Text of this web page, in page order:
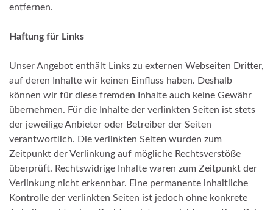
entfernen.
Haftung für Links
Unser Angebot enthält Links zu externen Webseiten Dritter,
auf deren Inhalte wir keinen Einfluss haben. Deshalb
können wir für diese fremden Inhalte auch keine Gewähr
übernehmen. Für die Inhalte der verlinkten Seiten ist stets
der jeweilige Anbieter oder Betreiber der Seiten
verantwortlich. Die verlinkten Seiten wurden zum
Zeitpunkt der Verlinkung auf mögliche Rechtsverstöße
überprüft. Rechtswidrige Inhalte waren zum Zeitpunkt der
Verlinkung nicht erkennbar. Eine permanente inhaltliche
Kontrolle der verlinkten Seiten ist jedoch ohne konkrete